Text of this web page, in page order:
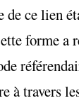
de ce lien
forme a
à travers